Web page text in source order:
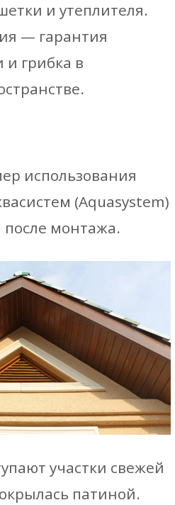
и утеплителя.
— гарантия
и грибка в
использования
(Aquasystem)
после монтажа.
участки свежей
патиной.